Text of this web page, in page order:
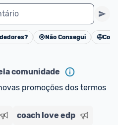
Cancelar
😢 Não Consegui 🤩
comunidade
promoções dos termos
coach love edp